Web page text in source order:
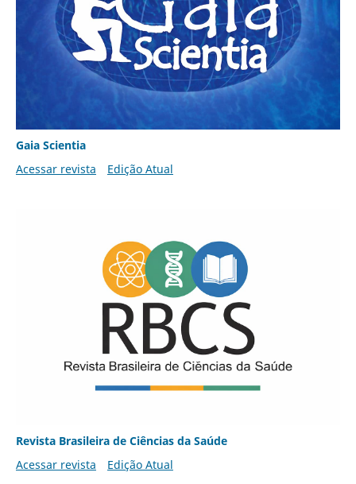
Gaia Scientia
Acessar revista
Edição Atual
Revista Brasileira de Ciências da Saúde
Acessar revista
Edição Atual